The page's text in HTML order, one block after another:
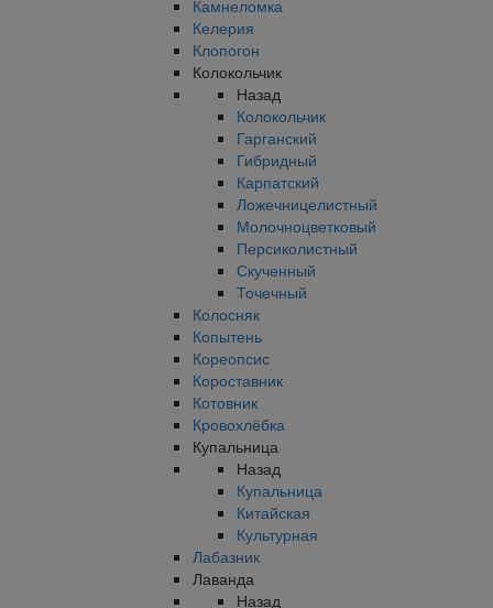
Камнеломка
Келерия
Клопогон
Колокольчик
Назад
Колокольчик
Гарганский
Гибридный
Карпатский
Ложечницелистный
Молочноцветковый
Персиколистный
Скученный
Точечный
Колосняк
Копытень
Кореопсис
Короставник
Котовник
Кровохлёбка
Купальница
Назад
Купальница
Китайская
Культурная
Лабазник
Лаванда
Назад